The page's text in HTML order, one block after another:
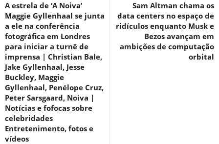
A estrela de ‘A Noiva’
Maggie Gyllenhaal se junta
a ele na conferência
fotográfica em Londres
para iniciar a turnê de
imprensa | Christian Bale,
Jake Gyllenhaal, Jesse
Buckley, Maggie
Gyllenhaal, Penélope Cruz,
Peter Sarsgaard, Noiva |
Notícias e fofocas sobre
celebridades
Entretenimento, fotos e
vídeos
Sam Altman chama os
data centers no espaço de
ridículos enquanto Musk e
Bezos avançam em
ambições de computação
orbital